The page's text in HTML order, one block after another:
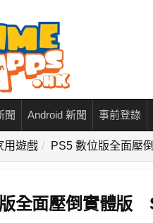
聞 Android 新聞 事前登錄
用遊戲 PS5 數位版全面壓
全面壓倒實體版